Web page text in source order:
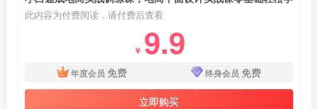
此内容为付费阅读，请付费后查看
￥ 9.9
年度会员 免费 终身会员 免费
立即购买